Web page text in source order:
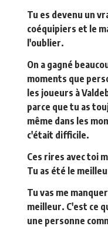
Tu es devenu un
coéquipiers et le
l'oublier.
On a gagné
moments que
les joueurs à
parce que tu as
même dans les
c'était difficile.
Ces rires avec toi
Tu as été le
Tu vas me
meilleur. C'est ce
une personne